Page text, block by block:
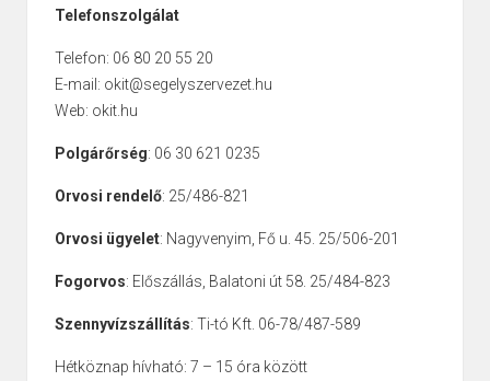
Telefonszolgálat
Telefon: 06 80 20 55 20
E-mail: okit@segelyszervezet.hu
Web: okit.hu
Polgárőrség: 06 30 621 0235
Orvosi rendelő: 25/486-821
Orvosi ügyelet: Nagyvenyim, Fő u. 45. 25/506-201
Fogorvos: Előszállás, Balatoni út 58. 25/484-823
Szennyvízszállítás: Ti-tó Kft. 06-78/487-589
Hétköznap hívható: 7 – 15 óra között